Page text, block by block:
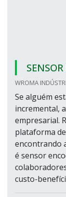
WROMA
Se alguém
incremental,
empresarial.
plataforma
encontrando
é sensor
custo-